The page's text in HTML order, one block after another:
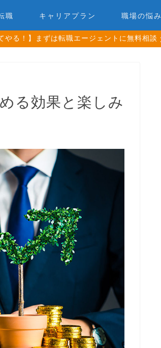
職 キャリアプラン 職場の悩み
やる！】まずは転職エージェントに無料相談
る効果と楽しみ